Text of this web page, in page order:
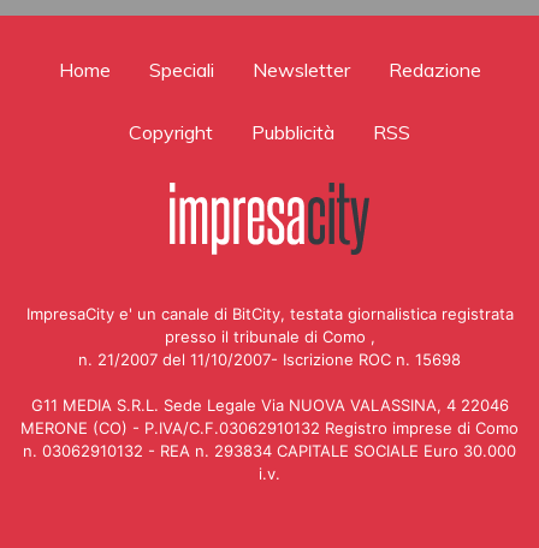
Home Speciali Newsletter Redazione
Copyright Pubblicità RSS
ImpresaCity e' un canale di BitCity, testata giornalistica registrata
presso il tribunale di Como ,
n. 21/2007 del 11/10/2007- Iscrizione ROC n. 15698
G11 MEDIA S.R.L. Sede Legale Via NUOVA VALASSINA, 4 22046
MERONE (CO) - P.IVA/C.F.03062910132 Registro imprese di Como
n. 03062910132 - REA n. 293834 CAPITALE SOCIALE Euro 30.000
i.v.